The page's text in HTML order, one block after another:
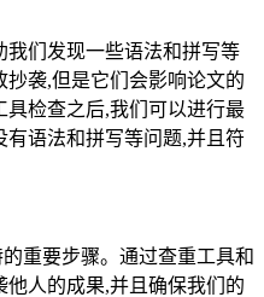
我们发现一些语法和拼写等
袭,但是它们会影响论文的
检查之后,我们可以进行最
语法和拼写等问题,并且符
重要步骤。通过查重工具和
他人的成果,并且确保我们的